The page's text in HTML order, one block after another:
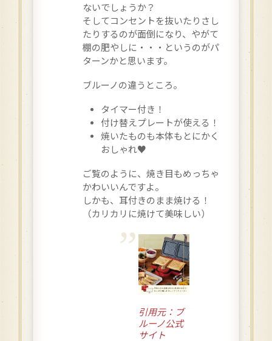
ないでしょうか？
そしてコンセントを抜いたりさし
たりするのが面倒になり、やがて
棚の肥やしに・・・というのがパ
ターンかと思います。
ブルーノの違うところ。
タイマー付き！
付け替えプレートが使える！
焼いたものも本体もとにかく
おしゃれ♥
ご覧のように、焼き目もめっちゃ
かわいいんですよ。
しかも、耳付きのまま焼ける！
（カリカリに焼けて美味しい）
引用元：ブ
ルーノ公式
サイト